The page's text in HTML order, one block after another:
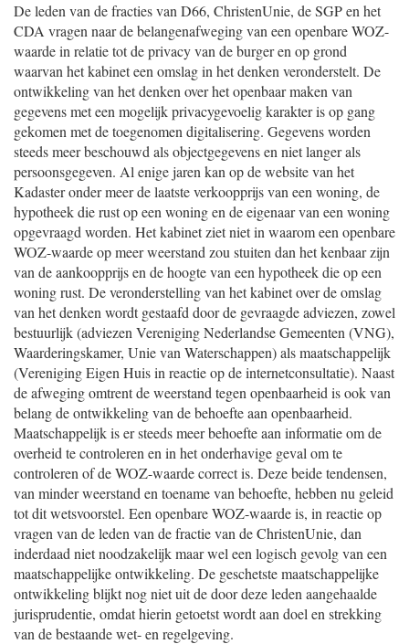
De leden van de fracties van D66, ChristenUnie, de SGP en het
CDA vragen naar de belangenafweging van een openbare WOZ-
waarde in relatie tot de privacy van de burger en op grond
waarvan het kabinet een omslag in het denken veronderstelt. De
ontwikkeling van het denken over het openbaar maken van
gegevens met een mogelijk privacygevoelig karakter is op gang
gekomen met de toegenomen digitalisering. Gegevens worden
steeds meer beschouwd als objectgegevens en niet langer als
persoonsgegeven. Al enige jaren kan op de website van het
Kadaster onder meer de laatste verkoopprijs van een woning, de
hypotheek die rust op een woning en de eigenaar van een woning
opgevraagd worden. Het kabinet ziet niet in waarom een openbare
WOZ-waarde op meer weerstand zou stuiten dan het kenbaar zijn
van de aankoopprijs en de hoogte van een hypotheek die op een
woning rust. De veronderstelling van het kabinet over de omslag
van het denken wordt gestaafd door de gevraagde adviezen, zowel
bestuurlijk (adviezen Vereniging Nederlandse Gemeenten (VNG),
Waarderingskamer, Unie van Waterschappen) als maatschappelijk
(Vereniging Eigen Huis in reactie op de internetconsultatie). Naast
de afweging omtrent de weerstand tegen openbaarheid is ook van
belang de ontwikkeling van de behoefte aan openbaarheid.
Maatschappelijk is er steeds meer behoefte aan informatie om de
overheid te controleren en in het onderhavige geval om te
controleren of de WOZ-waarde correct is. Deze beide tendensen,
van minder weerstand en toename van behoefte, hebben nu geleid
tot dit wetsvoorstel. Een openbare WOZ-waarde is, in reactie op
vragen van de leden van de fractie van de ChristenUnie, dan
inderdaad niet noodzakelijk maar wel een logisch gevolg van een
maatschappelijke ontwikkeling. De geschetste maatschappelijke
ontwikkeling blijkt nog niet uit de door deze leden aangehaalde
jurisprudentie, omdat hierin getoetst wordt aan doel en strekking
van de bestaande wet- en regelgeving.